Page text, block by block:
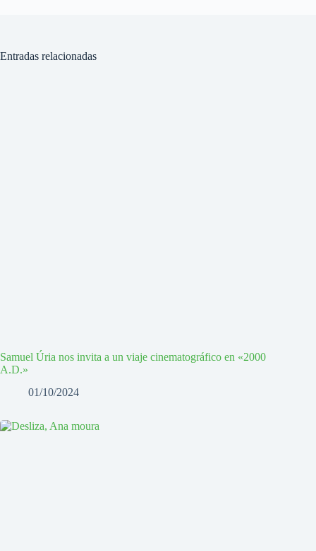
Entradas relacionadas
Samuel Úria nos invita a un viaje cinematográfico en «2000
A.D.»
01/10/2024